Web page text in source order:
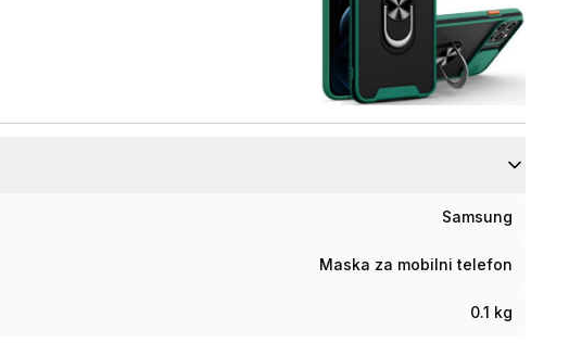
Samsung
Maska za mobilni telefon
0.1 kg